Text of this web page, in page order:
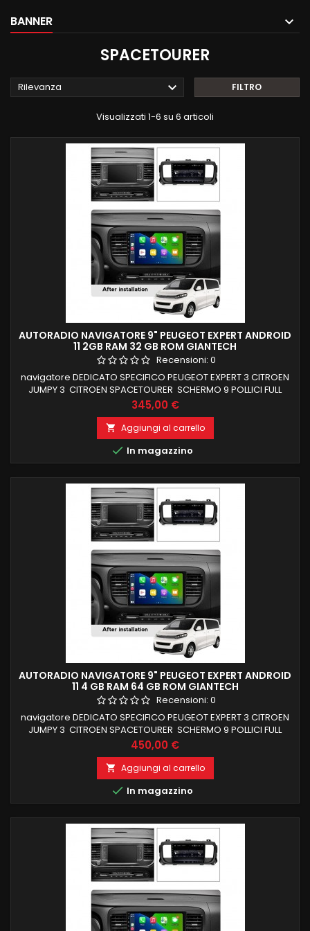
BANNER
SPACETOURER
Rilevanza  FILTRO
Visualizzati 1-6 su 6 articoli
AUTORADIO NAVIGATORE 9" PEUGEOT EXPERT ANDROID
11 2GB RAM 32 GB ROM GIANTECH
Recensioni: 0
navigatore DEDICATO SPECIFICO PEUGEOT EXPERT 3 CITROEN
JUMPY 3 CITROEN SPACETOURER SCHERMO 9 POLLICI FULL
TOUCH MANTENIMENTO COMANDI AL VOLANTE 2 GB RAM 16 GB
ROM ANDROID11 FUNZIONE MIRRORLINK COMPATIBILE MODULO
DAB+WIFI INTEGRATO BLUETOOTH INTEGRATO ingresso
camera e aux
Prezzo
345,00 €
 Aggiungi al carrello
 In magazzino
AUTORADIO NAVIGATORE 9" PEUGEOT EXPERT ANDROID
11 4 GB RAM 64 GB ROM GIANTECH
Recensioni: 0
navigatore DEDICATO SPECIFICO PEUGEOT EXPERT 3 CITROEN
JUMPY 3 CITROEN SPACETOURER SCHERMO 9 POLLICI FULL
TOUCH MANTENIMENTO COMANDI AL VOLANTE 4 GB RAM
64 GB ROM ANDROID11 FUNZIONE MIRRORLINK COMPATIBILE
MODULO DAB+WIFI INTEGRATO BLUETOOTH INTEGRATO
ingresso camera e aux
Prezzo
450,00 €
 Aggiungi al carrello
 In magazzino